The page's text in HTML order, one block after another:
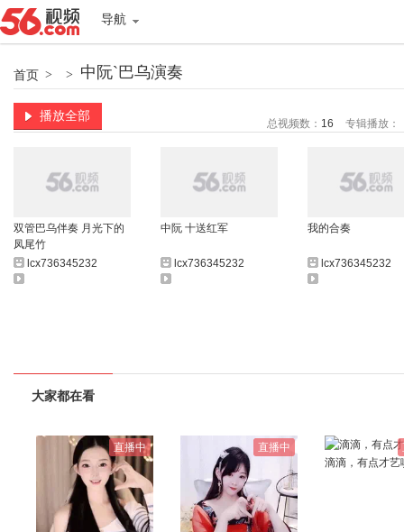
导航
首页 > > 中阮`巴乌演奏
播放全部
总视频数： 16 专辑播放：
双管巴乌伴奏 月光下的
凤尾竹
lcx736345232
中阮 十送红军
lcx736345232
我的合奏
lcx736345232
大家都在看
直播中 直播中
滴滴，有点才艺